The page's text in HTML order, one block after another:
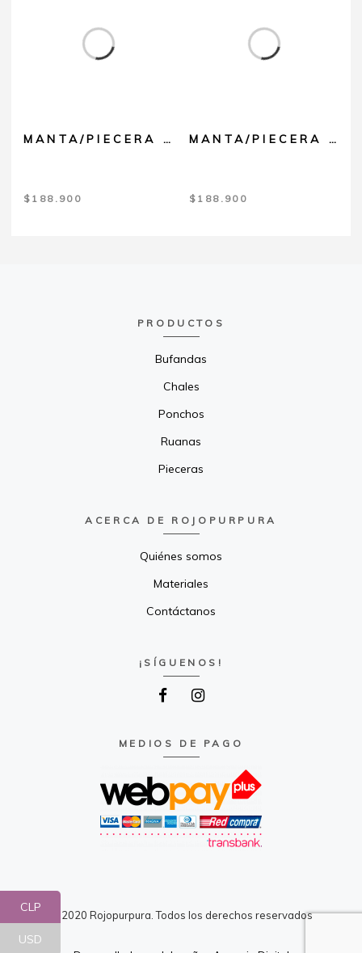
MANTA/PIECERA BABY ALPACA VERDE
$ 188.900
MANTA/PIECERA BABY ALPACA NEGRA
$ 188.900
PRODUCTOS
Bufandas
Chales
Ponchos
Ruanas
Pieceras
ACERCA DE ROJOPURPURA
Quiénes somos
Materiales
Contáctanos
¡SÍGUENOS!
MEDIOS DE PAGO
© 2020 Rojopurpura. Todos los derechos reservados
CLP
USD